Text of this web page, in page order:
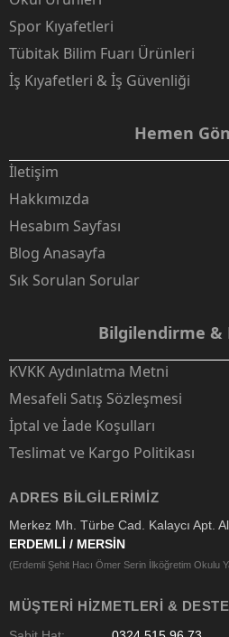
Spor Kıyafetleri
Tübitak Bilim Fuarı Ürünleri
İş Kıyafetleri & İş Güvenliği
Hemen
İletişim
Hakkımızda
Hesabım Sayfası
Blog Anasayfa
Sık Sorulan Sorular
Bilgilendirme &
KVKK Aydınlatma Metni
Mesafeli Satış Sözleşmesi
İptal ve İade Koşulları
Teslimat ve Kargo Politikası
ADRES BILGILERIMIZ
Merkez Mh. Türbe Cad. Kalaycı Apt.
ERDEMLİ / MERSİN
(Erdemli Şehit Hacı Ömer Serin İlköğretim Okulu
MÜŞTERI HIZMETLERI &